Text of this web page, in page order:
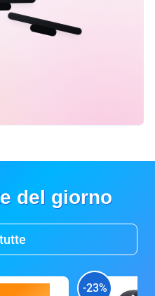
del giorno
-23%